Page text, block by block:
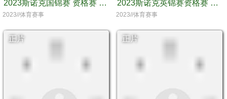
2023斯诺克国锦赛 资格赛 罗伯特·米尔金斯VS傅家俊
2023//体育赛事
2023斯诺克英锦赛资格赛 庞俊旭VS克雷格·斯特德曼
2023//体育赛事
正片 正片